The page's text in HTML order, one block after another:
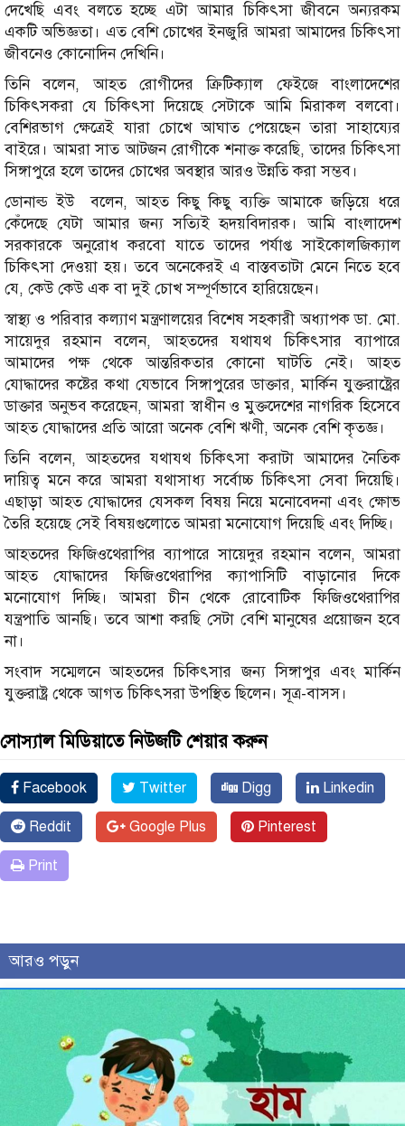
দেখেছি এবং বলতে হচ্ছে এটা আমার চিকিৎসা জীবনে অন্যরকম
একটি অভিজ্ঞতা। এত বেশি চোখের ইনজুরি আমরা আমাদের চিকিৎসা
জীবনেও কোনোদিন দেখিনি।
তিনি বলেন, আহত রোগীদের ক্রিটিক্যাল ফেইজে বাংলাদেশের
চিকিৎসকরা যে চিকিৎসা দিয়েছে সেটাকে আমি মিরাকল বলবো।
বেশিরভাগ ক্ষেত্রেই যারা চোখে আঘাত পেয়েছেন তারা সাহায্যের
বাইরে। আমরা সাত আটজন রোগীকে শনাক্ত করেছি, তাদের চিকিৎসা
সিঙ্গাপুরে হলে তাদের চোখের অবস্থার আরও উন্নতি করা সম্ভব।
ডোনাল্ড ইউ বলেন, আহত কিছু কিছু ব্যক্তি আমাকে জড়িয়ে ধরে
কেঁদেছে যেটা আমার জন্য সত্যিই হৃদয়বিদারক। আমি বাংলাদেশ
সরকারকে অনুরোধ করবো যাতে তাদের পর্যাপ্ত সাইকোলজিক্যাল
চিকিৎসা দেওয়া হয়। তবে অনেকেরই এ বাস্তবতাটা মেনে নিতে হবে
যে, কেউ কেউ এক বা দুই চোখ সম্পূর্ণভাবে হারিয়েছেন।
স্বাস্থ্য ও পরিবার কল্যাণ মন্ত্রণালয়ের বিশেষ সহকারী অধ্যাপক ডা. মো.
সায়েদুর রহমান বলেন, আহতদের যথাযথ চিকিৎসার ব্যাপারে
আমাদের পক্ষ থেকে আন্তরিকতার কোনো ঘাটতি নেই। আহত
যোদ্ধাদের কষ্টের কথা যেভাবে সিঙ্গাপুরের ডাক্তার, মার্কিন যুক্তরাষ্ট্রের
ডাক্তার অনুভব করেছেন, আমরা স্বাধীন ও মুক্তদেশের নাগরিক হিসেবে
আহত যোদ্ধাদের প্রতি আরো অনেক বেশি ঋণী, অনেক বেশি কৃতজ্ঞ।
তিনি বলেন, আহতদের যথাযথ চিকিৎসা করাটা আমাদের নৈতিক
দায়িত্ব মনে করে আমরা যথাসাধ্য সর্বোচ্চ চিকিৎসা সেবা দিয়েছি।
এছাড়া আহত যোদ্ধাদের যেসকল বিষয় নিয়ে মনোবেদনা এবং ক্ষোভ
তৈরি হয়েছে সেই বিষয়গুলোতে আমরা মনোযোগ দিয়েছি এবং দিচ্ছি।
আহতদের ফিজিওথেরাপির ব্যাপারে সায়েদুর রহমান বলেন, আমরা
আহত যোদ্ধাদের ফিজিওথেরাপির ক্যাপাসিটি বাড়ানোর দিকে
মনোযোগ দিচ্ছি। আমরা চীন থেকে রোবোটিক ফিজিওথেরাপির
যন্ত্রপাতি আনছি। তবে আশা করছি সেটা বেশি মানুষের প্রয়োজন হবে
না।
সংবাদ সম্মেলনে আহতদের চিকিৎসার জন্য সিঙ্গাপুর এবং মার্কিন
যুক্তরাষ্ট্র থেকে আগত চিকিৎসরা উপস্থিত ছিলেন। সূত্র-বাসস।
সোস্যাল মিডিয়াতে নিউজটি শেয়ার করুন
Facebook Twitter Digg Linkedin
Reddit Google Plus Pinterest
Print
আরও পড়ুন